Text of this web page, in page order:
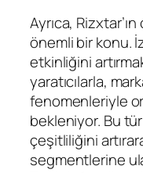
Ayrıca,
önemli bir konu.
etkinliğini
yaratıcılarla,
fenomenleriyle
bekleniyor. Bu
çeşitliliğini
segmentlerine